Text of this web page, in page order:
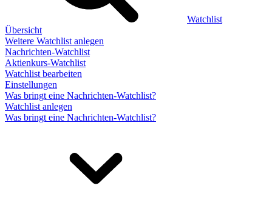
Watchlist
Übersicht
Weitere Watchlist anlegen
Nachrichten-Watchlist
Aktienkurs-Watchlist
Watchlist bearbeiten
Einstellungen
Was bringt eine Nachrichten-Watchlist?
Watchlist anlegen
Was bringt eine Nachrichten-Watchlist?